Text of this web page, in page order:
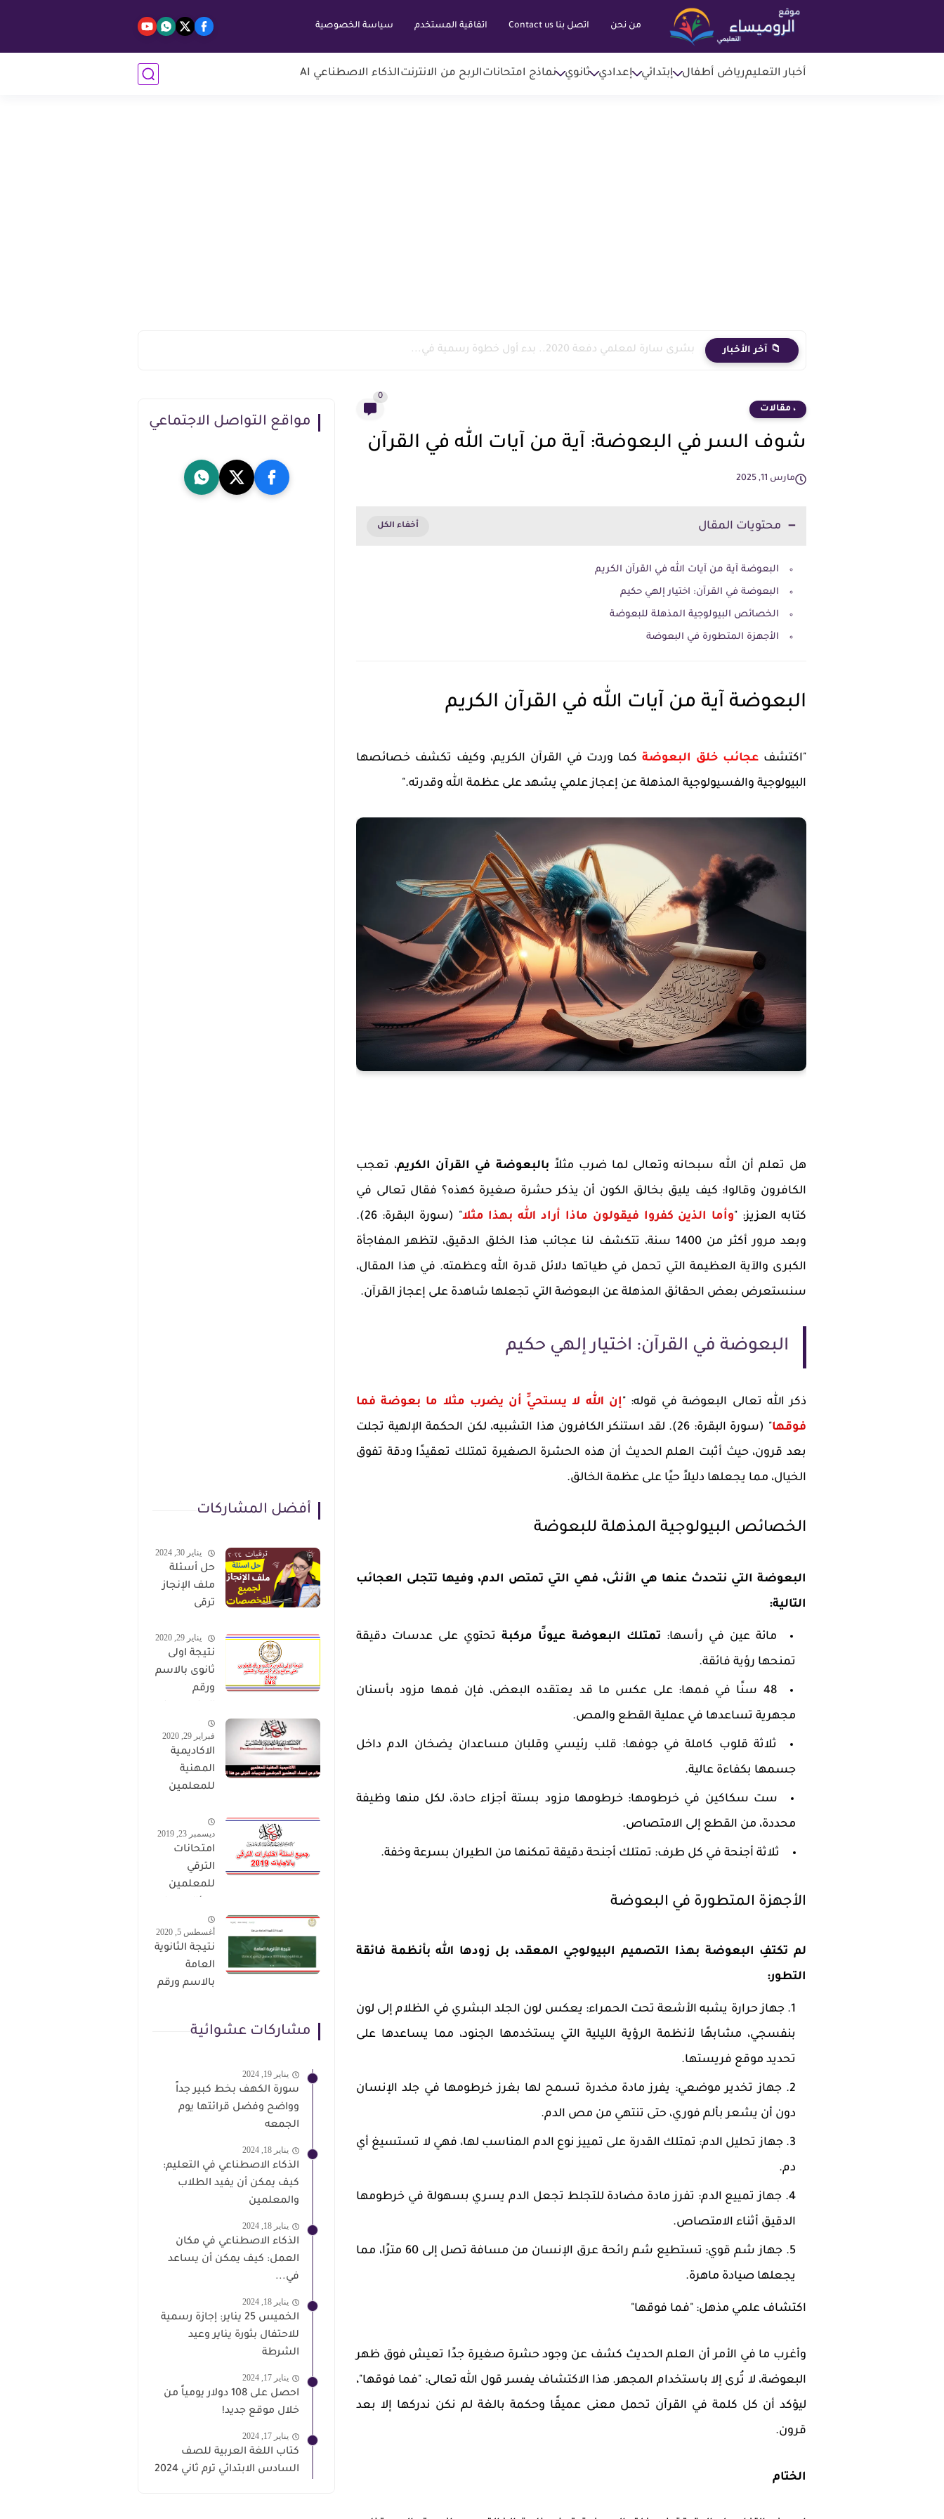
من نحن اتصل بنا Contact us اتفاقية المستخدم سياسة الخصوصية
أخبار التعليمرياض أطفال إبتدائي إعدادي ثانوي نماذج امتحاناتالربح من الانترنتالذكاء الاصطناعي AI
📁 آخر الأخبار بشرى سارة لمعلمي دفعة 2020.. بدء أول خطوة رسمية في...
، مقالات
0
شوف السر في البعوضة: آية من آيات الله في القرآن
مارس 11, 2025
محتويات المقال
البعوضة آية من آيات الله في القرآن الكريم
البعوضة في القرآن: اختيار إلهي حكيم
الخصائص البيولوجية المذهلة للبعوضة
الأجهزة المتطورة في البعوضة
البعوضة آية من آيات الله في القرآن الكريم
"اكتشف عجائب خلق البعوضةكما وردت في القرآن الكريم، وكيف تكشف خصائصها
البيولوجية والفسيولوجية المذهلة عن إعجاز علمي يشهد على عظمة الله وقدرته."
هل تعلم أن الله سبحانه وتعالى لما ضرب مثلاً بالبعوضة في القرآن الكريم، تعجب
الكافرون وقالوا: كيف يليق بخالق الكون أن يذكر حشرة صغيرة كهذه؟ فقال تعالى في
كتابه العزيز: "وأما الذين كفروا فيقولون ماذا أراد الله بهذا مثلا
" (سورة البقرة: 26).
وبعد مرور أكثر من 1400 سنة، تتكشف لنا عجائب هذا الخلق الدقيق، لتظهر المفاجأة
الكبرى والآية العظيمة التي تحمل في طياتها دلائل قدرة الله وعظمته. في هذا المقال،
سنستعرض بعض الحقائق المذهلة عن البعوضة التي تجعلها شاهدة على إعجاز القرآن.
البعوضة في القرآن: اختيار إلهي حكيم
ذكر الله تعالى البعوضة في قوله: "إن الله لا يستحيِّ أن يضرب مثلا ما بعوضة فما
فوقها
" (سورة البقرة: 26). لقد استنكر الكافرون هذا التشبيه، لكن الحكمة الإلهية تجلت
بعد قرون، حيث أثبت العلم الحديث أن هذه الحشرة الصغيرة تمتلك تعقيدًا ودقة تفوق
الخيال، مما يجعلها دليلاً حيًا على عظمة الخالق.
الخصائص البيولوجية المذهلة للبعوضة
البعوضة التي نتحدث عنها هي الأنثى، فهي التي تمتص الدم، وفيها تتجلى العجائب
التالية:
مائة عين في رأسها: تمتلك البعوضة عيونًا مركبةتحتوي على عدسات دقيقة
تمنحها رؤية فائقة.
48 سنًا في فمها: على عكس ما قد يعتقده البعض، فإن فمها مزود بأسنان
مجهرية تساعدها في عملية القطع والمص.
ثلاثة قلوب كاملة في جوفها: قلب رئيسي وقلبان مساعدان يضخان الدم داخل
جسمها بكفاءة عالية.
ست سكاكين في خرطومها: خرطومها مزود بستة أجزاء حادة، لكل منها وظيفة
محددة، من القطع إلى الامتصاص.
ثلاثة أجنحة في كل طرف: تمتلك أجنحة دقيقة تمكنها من الطيران بسرعة وخفة.
الأجهزة المتطورة في البعوضة
لم تكتفِ البعوضة بهذا التصميم البيولوجي المعقد، بل زودها الله بأنظمة فائقة
التطور:
جهاز حرارة يشبه الأشعة تحت الحمراء: يعكس لون الجلد البشري في الظلام إلى لون
بنفسجي، مشابهًا لأنظمة الرؤية الليلية التي يستخدمها الجنود، مما يساعدها على
تحديد موقع فريستها.
جهاز تخدير موضعي: يفرز مادة مخدرة تسمح لها بغرز خرطومها في جلد الإنسان
دون أن يشعر بألم فوري، حتى تنتهي من مص الدم.
جهاز تحليل الدم: تمتلك القدرة على تمييز نوع الدم المناسب لها، فهي لا تستسيغ أي
دم.
جهاز تمييع الدم: تفرز مادة مضادة للتجلط تجعل الدم يسري بسهولة في خرطومها
الدقيق أثناء الامتصاص.
جهاز شم قوي: تستطيع شم رائحة عرق الإنسان من مسافة تصل إلى 60 مترًا، مما
يجعلها صيادة ماهرة.
اكتشاف علمي مذهل: "فما فوقها"
وأغرب ما في الأمر أن العلم الحديث كشف عن وجود حشرة صغيرة جدًا تعيش فوق ظهر
البعوضة، لا تُرى إلا باستخدام المجهر. هذا الاكتشاف يفسر قول الله تعالى: "فما فوقها"،
ليؤكد أن كل كلمة في القرآن تحمل معنى عميقًا وحكمة بالغة لم نكن ندركها إلا بعد
قرون.
الختام
مواقع التواصل الاجتماعي
أفضل المشاركات
يناير 30, 2024
حل أسئلة
ملف الإنجاز
ترقى
2024 صالح
لجميع
التخصصات
يناير 29, 2020
نتيجة اولى
ثانوى بالاسم
ورقم
موقع وزارة
التربية
والتعليم
وموقع LMS
فبراير 29, 2020
الاكاديمية
المهنية
للمعلمين
عن اسماء
المعلمين
لتدريبات
ديسمبر 23, 2019
امتحانات
الترقي
للمعلمين
حمل من هنا
أغسطس 5, 2020
نتيجة الثانوية
العامة
بالاسم ورقم
مشاركات عشوائية
يناير 19, 2024
سورة الكهف بخط كبير جداً
وواضح وفضل قرائتها يوم
الجمعه
يناير 18, 2024
الذكاء الاصطناعي في التعليم:
كيف يمكن أن يفيد الطلاب
والمعلمين
يناير 18, 2024
الذكاء الاصطناعي في مكان
العمل: كيف يمكن أن يساعد
في...
يناير 18, 2024
الخميس 25 يناير: إجازة رسمية
للاحتفال بثورة يناير وعيد
الشرطة
يناير 17, 2024
احصل على 108 دولار يومياً من
خلال موقع جديد!
يناير 17, 2024
كتاب اللغة العربية للصف
السادس الابتدائي ترم ثاني 2024